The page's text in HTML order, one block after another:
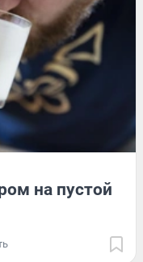
на пустой